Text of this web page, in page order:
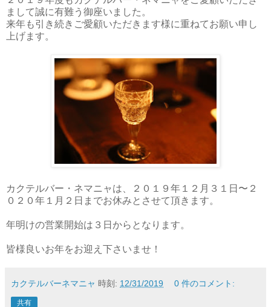
まして誠に有難う御座いました。
来年も引き続きご愛顧いただきます様に重ねてお願い申し
上げます。
カクテルバー・ネマニャは、２０１９年１２月３１日〜２
０２０年１月２日までお休みとさせて頂きます。
年明けの営業開始は３日からとなります。
皆様良いお年をお迎え下さいませ！
カクテルバーネマニャ 時刻: 12/31/2019 0 件のコメント:
共有